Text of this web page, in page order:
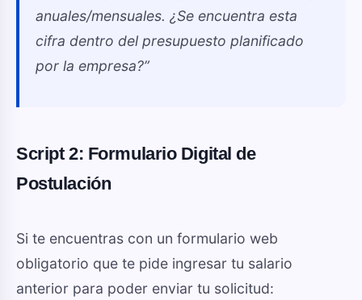
anuales/mensuales. ¿Se encuentra esta
cifra dentro del presupuesto planificado
por la empresa?”
Script 2: Formulario Digital de
Postulación
Si te encuentras con un formulario web
obligatorio que te pide ingresar tu salario
anterior para poder enviar tu solicitud: